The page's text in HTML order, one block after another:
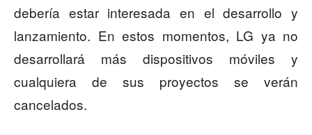
debería estar interesada en el desarrollo y
lanzamiento. En estos momentos, LG ya no
desarrollará más dispositivos móviles y
cualquiera de sus proyectos se verán
cancelados.